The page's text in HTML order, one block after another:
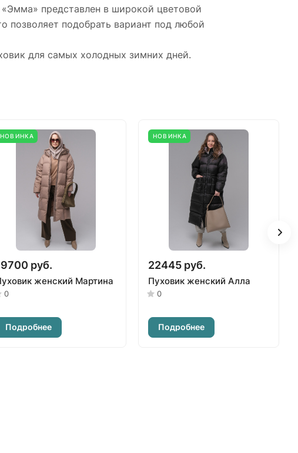
представлен в широкой цветовой
позволяет подобрать вариант под любой
для самых холодных зимних дней.
НОВИНКА
руб.
женский Мартина
0
Подробнее
НОВИНКА
22445 руб.
Пуховик женский Алла
0
Подробнее